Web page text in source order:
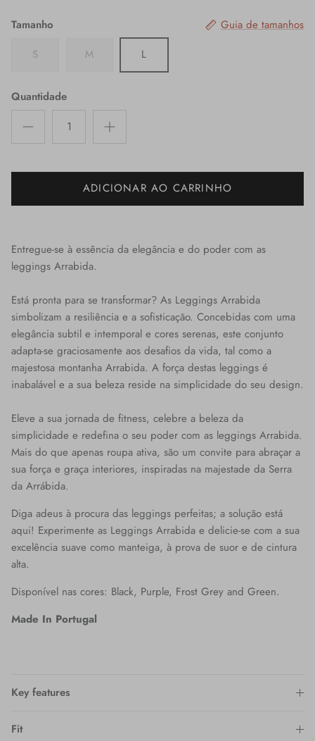
Tamanho
Guia de tamanhos
S
M L
Quantidade
ADICIONAR AO CARRINHO
Entregue-se à essência da elegância e do poder com as
leggings Arrabida.
Está pronta para se transformar? As Leggings Arrabida
simbolizam a resiliência e a sofisticação. Concebidas com uma
elegância subtil e intemporal e cores serenas, este conjunto
adapta-se graciosamente aos desafios da vida, tal como a
majestosa montanha Arrabida. A força destas leggings é
inabalável e a sua beleza reside na simplicidade do seu design.
Eleve a sua jornada de fitness, celebre a beleza da
simplicidade e redefina o seu poder com as leggings Arrabida.
Mais do que apenas roupa ativa, são um convite para abraçar a
sua força e graça interiores, inspiradas na majestade da Serra
da Arrábida.
Diga adeus à procura das leggings perfeitas; a solução está
aqui! Experimente as Leggings Arrabida e delicie-se com a sua
excelência suave como manteiga, à prova de suor e de cintura
alta.
Disponível nas cores: Black, Purple, Frost Grey and Green.
Made In Portugal
Key features
Fit